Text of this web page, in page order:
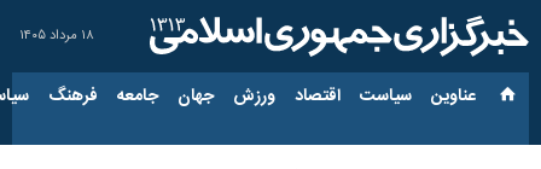
۱۸ مرداد ۱۴۰۵
عناوین‌ سیاست اقتصاد ورزش جهان جامعه فرهنگ